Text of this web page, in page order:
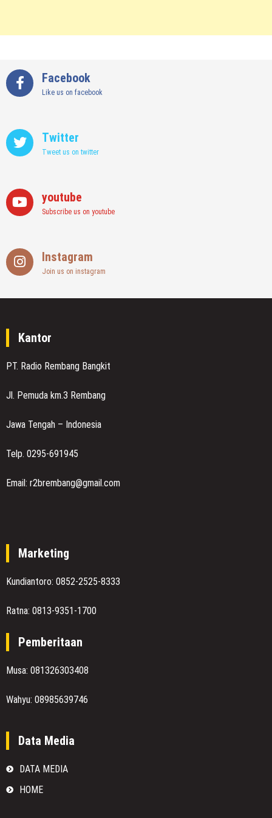
Facebook
Like us on facebook
Twitter
Tweet us on twitter
youtube
Subscribe us on youtube
Instagram
Join us on instagram
Kantor
PT. Radio Rembang Bangkit
Jl. Pemuda km.3 Rembang
Jawa Tengah – Indonesia
Telp. 0295-691945
Email: r2brembang@gmail.com
Marketing
Kundiantoro: 0852-2525-8333
Ratna: 0813-9351-1700
Pemberitaan
Musa: 081326303408
Wahyu: 08985639746
Data Media
DATA MEDIA
HOME